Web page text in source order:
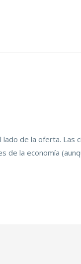
de la oferta. Las
de la economía